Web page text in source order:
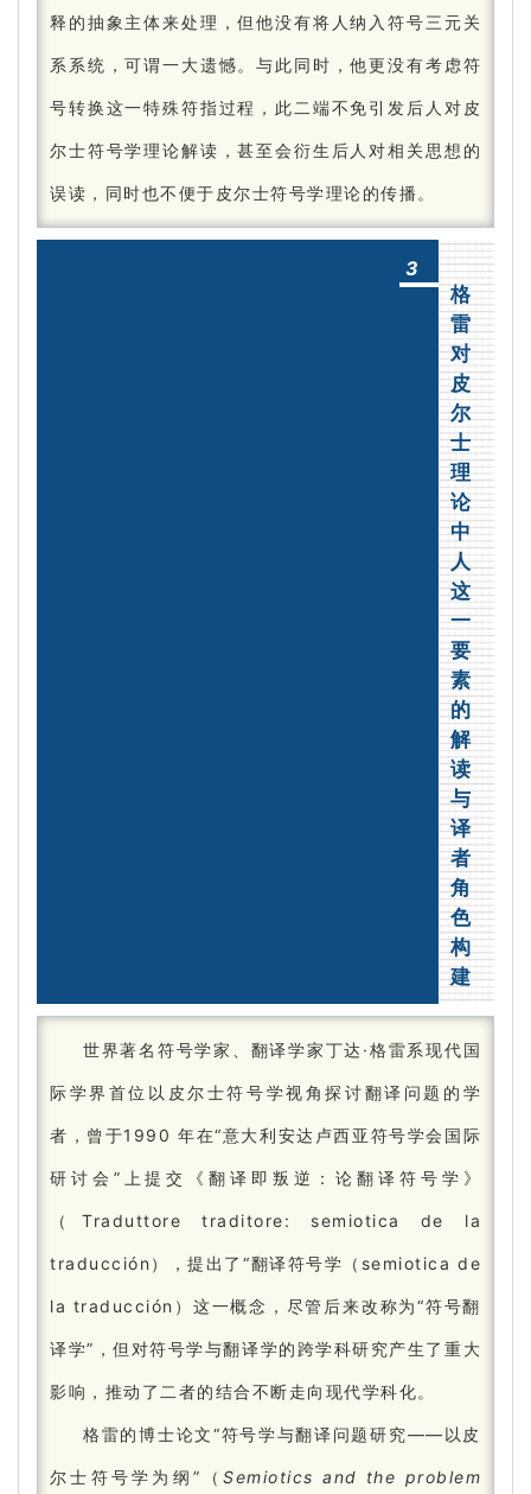
释的抽象主体来处理，但他没有将人纳入符号三元关
系系统，可谓一大遗憾。与此同时，他更没有考虑符
号转换这一特殊符指过程，此二端不免引发后人对皮
尔士符号学理论解读，甚至会衍生后人对相关思想的
误读，同时也不便于皮尔士符号学理论的传播。
3
格
雷
对
皮
尔
士
理
论
中
人
这
一
要
素
的
解
读
与
译
者
角
色
构
建
世界著名符号学家、翻译学家丁达·格雷系现代国
际学界首位以皮尔士符号学视角探讨翻译问题的学
者，曾于1990 年在“意大利安达卢西亚符号学会国际
研讨会”上提交《翻译即叛逆：论翻译符号学》
（Traduttore traditore: semiotica de la
traducción），提出了“翻译符号学（semiotica de
la traducción）这一概念，尽管后来改称为“符号翻
译学”，但对符号学与翻译学的跨学科研究产生了重大
影响，推动了二者的结合不断走向现代学科化。
格雷的博士论文“符号学与翻译问题研究——以皮
尔士符号学为纲”（Semiotics and the problem